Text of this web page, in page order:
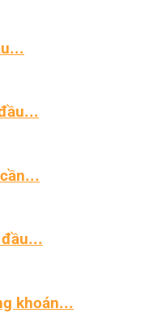
khoán...